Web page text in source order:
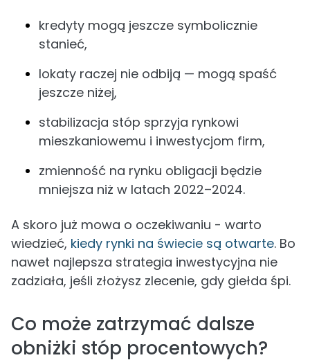
kredyty mogą jeszcze symbolicznie
stanieć,
lokaty raczej nie odbiją — mogą spaść
jeszcze niżej,
stabilizacja stóp sprzyja rynkowi
mieszkaniowemu i inwestycjom firm,
zmienność na rynku obligacji będzie
mniejsza niż w latach 2022–2024.
A skoro już mowa o oczekiwaniu - warto
wiedzieć, kiedy rynki na świecie są otwarte. Bo
nawet najlepsza strategia inwestycyjna nie
zadziała, jeśli złożysz zlecenie, gdy giełda śpi.
Co może zatrzymać dalsze
obniżki stóp procentowych?